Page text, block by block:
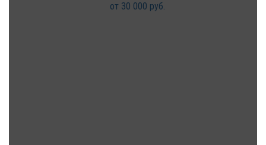
от 30 000 руб.